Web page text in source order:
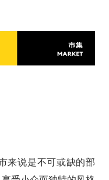
来说是不可或缺的部